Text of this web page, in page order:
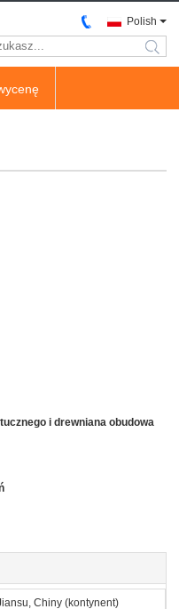
Polish
search
i drewniana obudowa
Chiny (kontynent)